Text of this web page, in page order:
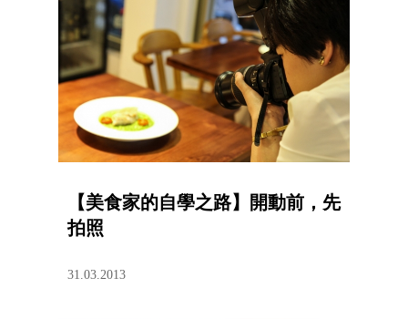
【美食家的自學之路】開動前，先
拍照
31.03.2013